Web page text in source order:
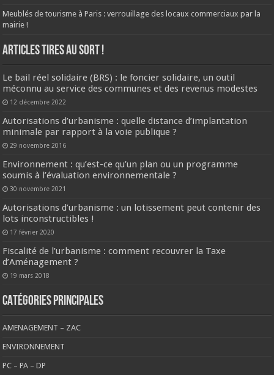
Meublés de tourisme à Paris : verrouillage des locaux commerciaux par la
mairie !
ARTICLES TIRES AU SORT !
Le bail réel solidaire (BRS) : le foncier solidaire, un outil
méconnu au service des communes et des revenus modestes
12 décembre 2022
Autorisations d’urbanisme : quelle distance d’implantation
minimale par rapport à la voie publique ?
29 novembre 2016
Environnement : qu’est-ce qu’un plan ou un programme
soumis à l’évaluation environnementale ?
30 novembre 2021
Autorisations d’urbanisme : un lotissement peut contenir des
lots inconstructibles !
17 février 2020
Fiscalité de l’urbanisme : comment recouvrer la Taxe
d’Aménagement ?
19 mars 2018
CATÉGORIES PRINCIPALES
AMENAGEMENT – ZAC
ENVIRONNEMENT
PC – PA – DP